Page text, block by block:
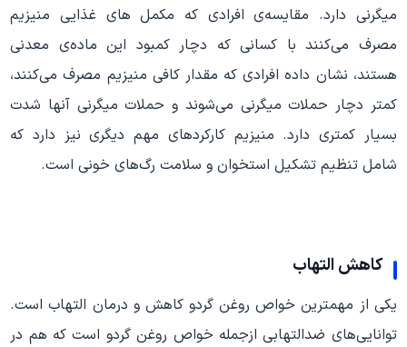
میگرنی دارد. مقایسه‌ی افرادی که مکمل های غذایی منیزیم
مصرف می‌کنند با کسانی که دچار کمبود این ماده‌ی معدنی
هستند، نشان داده افرادی که مقدار کافی منیزیم مصرف می‌کنند،
کمتر دچار حملات میگرنی می‌شوند و حملات میگرنی آنها شدت
بسیار کمتری دارد. منیزیم کارکردهای مهم دیگری نیز دارد که
شامل تنظیم تشکیل استخوان و سلامت رگ‌های خونی است.
کاهش التهاب
یکی از مهمترین خواص روغن گردو کاهش و درمان التهاب است.
توانایی‌های ضدالتهابی ازجمله خواص روغن گردو است که هم در